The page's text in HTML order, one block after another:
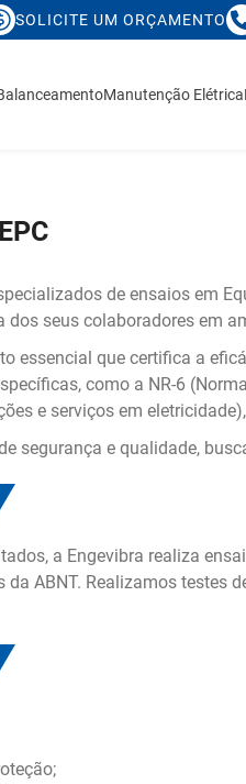
SOLICITE UM ORÇAMENTO
Manutenção Elétrica
de ensaios em
seus colaboradores em
essencial que certifica a
como a NR-6
e serviços em
segurança e qualidade,
a Engevibra realiza
da ABNT. Realizamos